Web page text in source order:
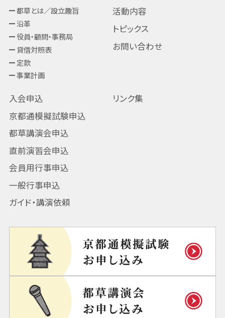
都草とは／設立趣旨
沿革
役員・顧問・事務局
貸借対照表
定款
事業計画
活動内容
トピックス
お問い合わせ
入会申込
京都通模擬試験申込
都草講演会申込
直前演習会申込
会員用行事申込
一般行事申込
ガイド・講演依頼
リンク集